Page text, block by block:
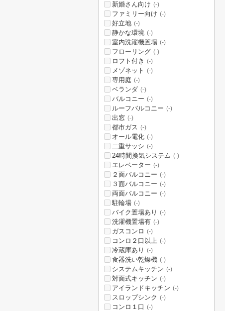
新婚さん向け (-)
ファミリー向け (-)
好立地 (-)
静かな環境 (-)
室内洗濯機置場 (-)
フローリング (-)
ロフト付き (-)
メゾネット (-)
専用庭 (-)
ベランダ (-)
バルコニー (-)
ルーフバルコニー (-)
出窓 (-)
都市ガス (-)
オール電化 (-)
二重サッシ (-)
24時間換気システム (-)
エレベーター (-)
２面バルコニー (-)
３面バルコニー (-)
両面バルコニー (-)
駐輪場 (-)
バイク置場あり (-)
洗濯機置場有 (-)
ガスコンロ (-)
コンロ２口以上 (-)
冷蔵庫あり (-)
食器洗い乾燥機 (-)
システムキッチン (-)
対面式キッチン (-)
アイランドキッチン (-)
スロップシンク (-)
コンロ１口 (-)